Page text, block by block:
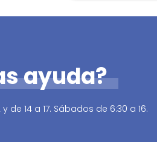
ayuda?
de 14 a 17. Sábados de 6:30 a 16.